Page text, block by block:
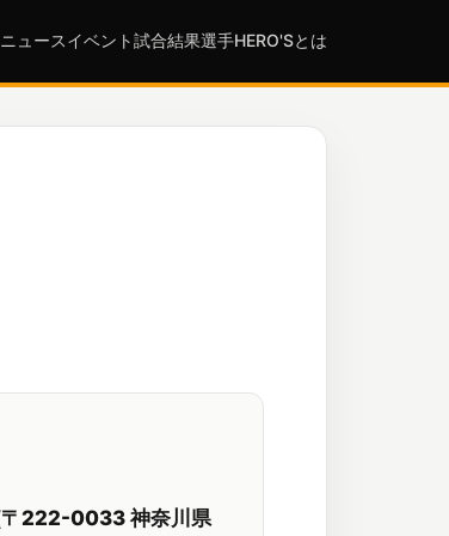
ニュースイベント試合結果選手HERO'Sとは
〒222-0033 神奈川県